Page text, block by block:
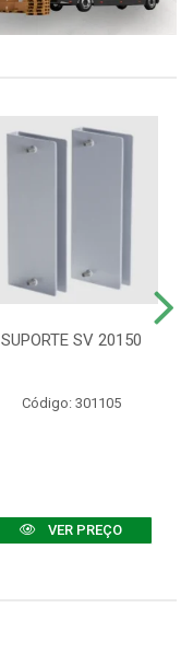
SUPORTE SV 20150
Código: 301105
VER PREÇO